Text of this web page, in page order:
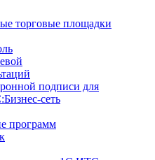
торговые площадки
подписи для
сеть
программ